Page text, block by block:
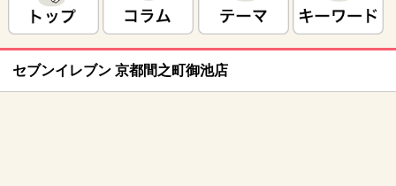
セブンイレブン 京都間之町御池店